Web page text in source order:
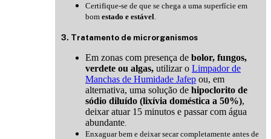
Certifique-se de que se chega a uma superfície em
bom estado e estável
3. Tratamento de microrganismos
Em zonas com presença de bolor, fungos,
verdete ou algas, utilizar o Limpador de
Manchas de Humidade Jafep ou, em
alternativa, uma solução de hipoclorito de
sódio diluído (lixívia doméstica a 50%),
deixar atuar 15 minutos e passar com água
abundante
Enxaguar bem e deixar secar completamente antes de